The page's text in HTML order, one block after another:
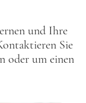
und Ihre
Sie
oder um einen